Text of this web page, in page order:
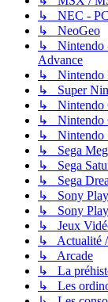
↳ NEC - PC
↳ NeoGeo
↳ Nintendo -
Advance
↳ Nintendo
↳ Super
↳ Nintendo
↳ Nintendo
↳ Nintendo
↳ Sega
↳ Sega
↳ Sega
↳ Sony
↳ Sony
↳ Jeux
↳ Actualité
↳ Arcade
↳ La
↳ Les